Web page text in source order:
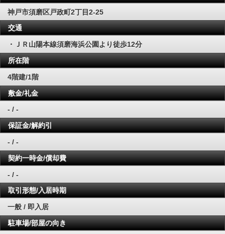
神戸市須磨区戸政町2丁目2-25
交通
・ＪＲ山陽本線須磨海浜公園より徒歩12分
所在階
4階建/1階
敷金/礼金
- / -
保証金/解約引
- / -
契約一時金/償却費
- / -
取引形態/入居時期
一般 / 即入居
駐車場/部屋の向き